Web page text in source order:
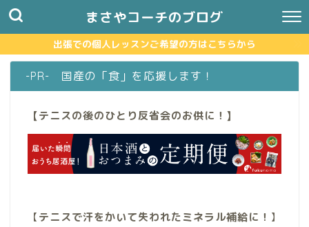
まさやコーチのブログ
出張での個人レッスンご希望の方はこちらから
-PR- 国産の「食」を応援します！
【テニスの後のひとり反省会のお供に！】
【テニスで汗をかいて失われたミネラル補給に！ 】